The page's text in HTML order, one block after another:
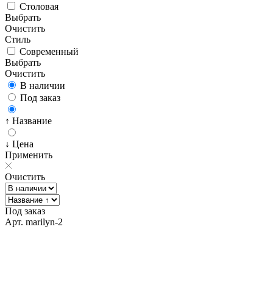
Столовая
Выбрать
Очистить
Стиль
Современный
Выбрать
Очистить
В наличии
Под заказ
↑ Название
↓ Цена
Применить
Очистить
Под заказ
Арт. marilyn-2